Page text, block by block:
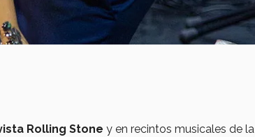
Rolling Stone y en recintos musicales de la